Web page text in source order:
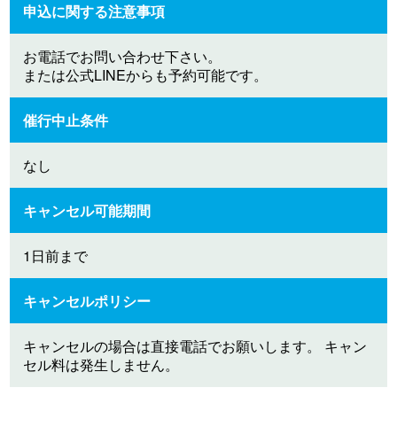
申込に関する注意事項
お電話でお問い合わせ下さい。
または公式LINEからも予約可能です。
催行中止条件
なし
キャンセル可能期間
1日前まで
キャンセルポリシー
キャンセルの場合は直接電話でお願いします。 キャン
セル料は発生しません。